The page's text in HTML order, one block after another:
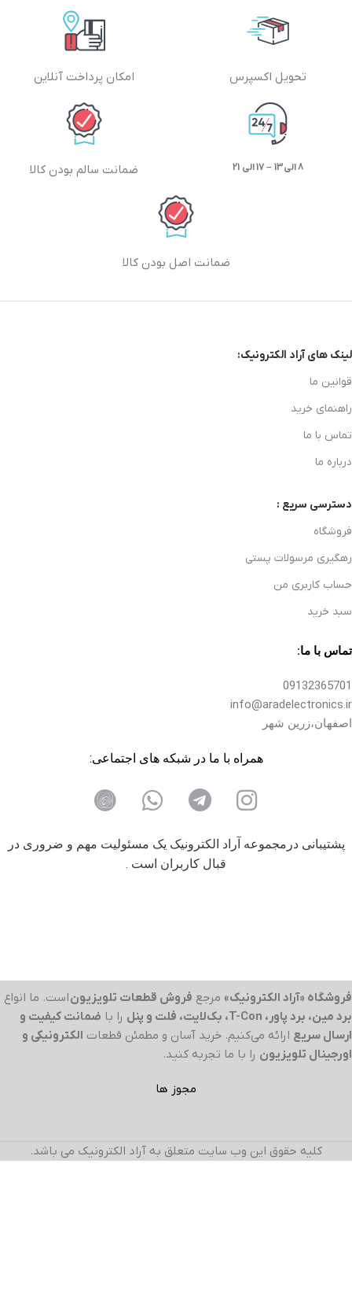
تحویل اکسپرس امکان پرداخت آنلاین
8 الی13 – 17 الی 21 ضمانت سالم بودن کالا
ضمانت اصل بودن کالا
لینک های آراد الکترونیک:
قوانین ما
راهنمای خرید
تماس با ما
درباره ما
دسترسی سریع :
فروشگاه
رهگیری مرسولات پستی
حساب کاربری من
سبد خرید
تماس با ما:
09132365701
info@aradelectronics.ir
اصفهان،زرین شهر
همراه با ما در شبکه های اجتماعی:
پشتیبانی درمجموعه آراد الکترونیک یک مسئولیت مهم و ضروری در
قبال کاربران است .
فروشگاه «آراد الکترونیک» مرجع فروش قطعات تلویزیوناست. ما انواع
برد مین، برد پاور، T-Con، بک‌لایت، فلت و پنل
را با ضمانت کیفیت و
ارسال سریع ارائه می‌کنیم. خرید آسان و مطمئن قطعات الکترونیکی و
اورجینال تلویزیون را با ما تجربه کنید.
مجوز ها
کلیه حقوق این وب سایت متعلق به آراد الکترونیک می باشد.